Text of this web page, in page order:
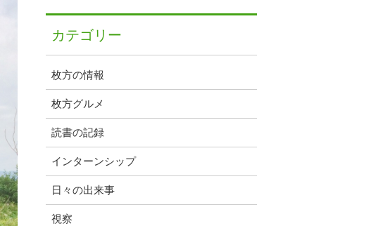
カテゴリー
枚方の情報
枚方グルメ
読書の記録
インターンシップ
日々の出来事
視察